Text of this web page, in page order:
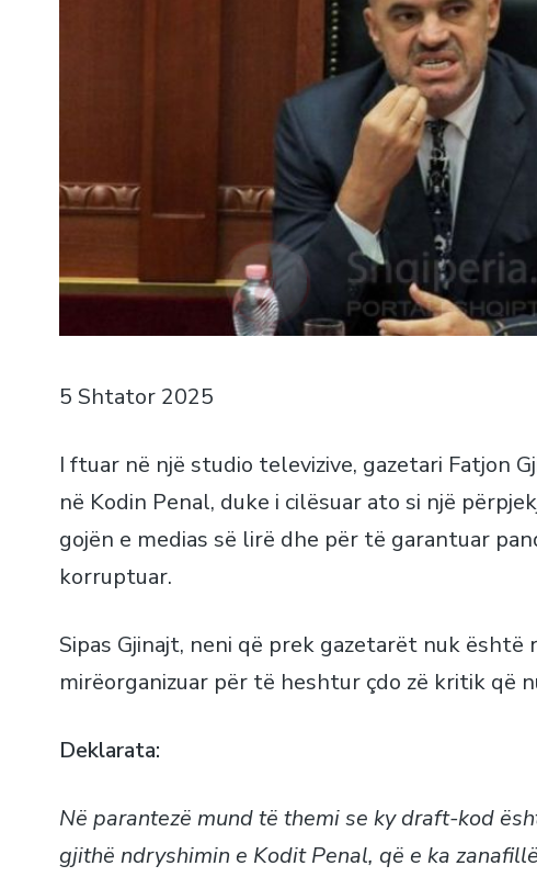
5 Shtator 2025
I ftuar në një studio televizive, gazetari Fatjon
në Kodin Penal, duke i cilësuar ato si një
gojën e medias së lirë dhe për të garantuar
korruptuar.
Sipas Gjinajt, neni që prek gazetarët nuk është
mirëorganizuar për të heshtur çdo zë kritik që
Deklarata:
Në parantezë mund të themi se ky draft-kod
gjithë ndryshimin e Kodit Penal, që e ka